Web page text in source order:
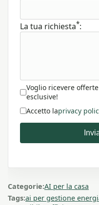
La tua richiesta*:
Voglio ricevere
esclusive!
Accetto laprivacy
Categorie:AI per la casa
Tags:ai per gestione